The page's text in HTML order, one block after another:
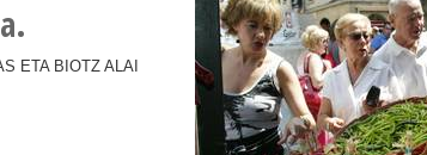
ETA BIOTZ ALAI